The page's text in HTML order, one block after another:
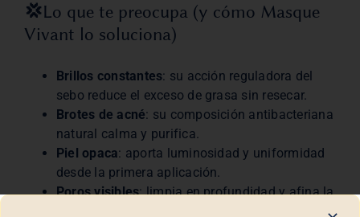
💢Lo que te preocupa (y cómo Masque
Vivant lo soluciona)
Brillos constantes: su acción reguladora del
sebo reduce el exceso de grasa sin resecar.
Brotes de acné: su composición antibacteriana
natural calma y purifica.
Piel opaca: aporta luminosidad y uniformidad
desde la primera aplicación.
Poros visibles: limpia en profundidad y afina la